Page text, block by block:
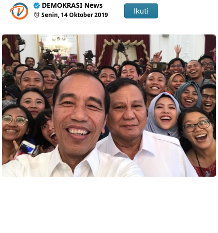
DEMOKRASI News
Senin, 14 Oktober 2019 Ikuti